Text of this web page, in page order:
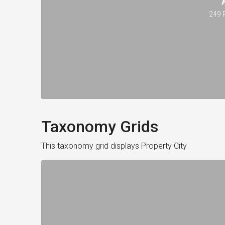
249
Taxonomy Grids
This taxonomy grid displays Property City